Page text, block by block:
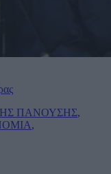
ΠΑΝΟΥΣΗΣ,
,